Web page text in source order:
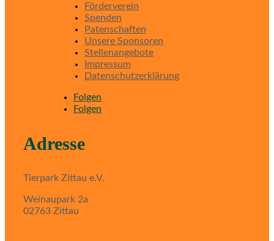
Förderverein
Spenden
Patenschaften
Unsere Sponsoren
Stellenangebote
Impressum
Datenschutzerklärung
Folgen
Folgen
Adresse
Tierpark Zittau e.V.
Weinaupark 2a
02763 Zittau